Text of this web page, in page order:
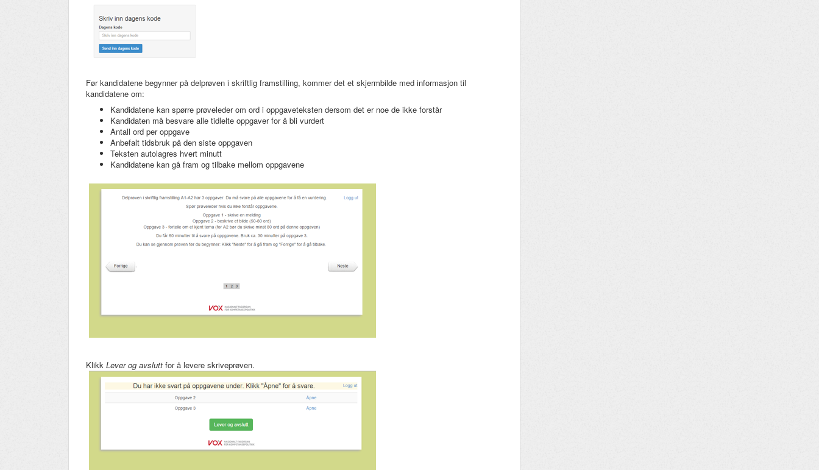
Før kandidatene begynner på delprøven i skriftlig framstilling, kommer det et skjermbilde med informasjon til
kandidatene om:
Kandidatene kan spørre prøveleder om ord i oppgaveteksten dersom det er noe de ikke forstår
Kandidaten må besvare alle tidlelte oppgaver for å bli vurdert
Antall ord per oppgave
Anbefalt tidsbruk på den siste oppgaven
Teksten autolagres hvert minutt
Kandidatene kan gå fram og tilbake mellom oppgavene
Klikk Lever og avslutt for å levere skriveprøven.